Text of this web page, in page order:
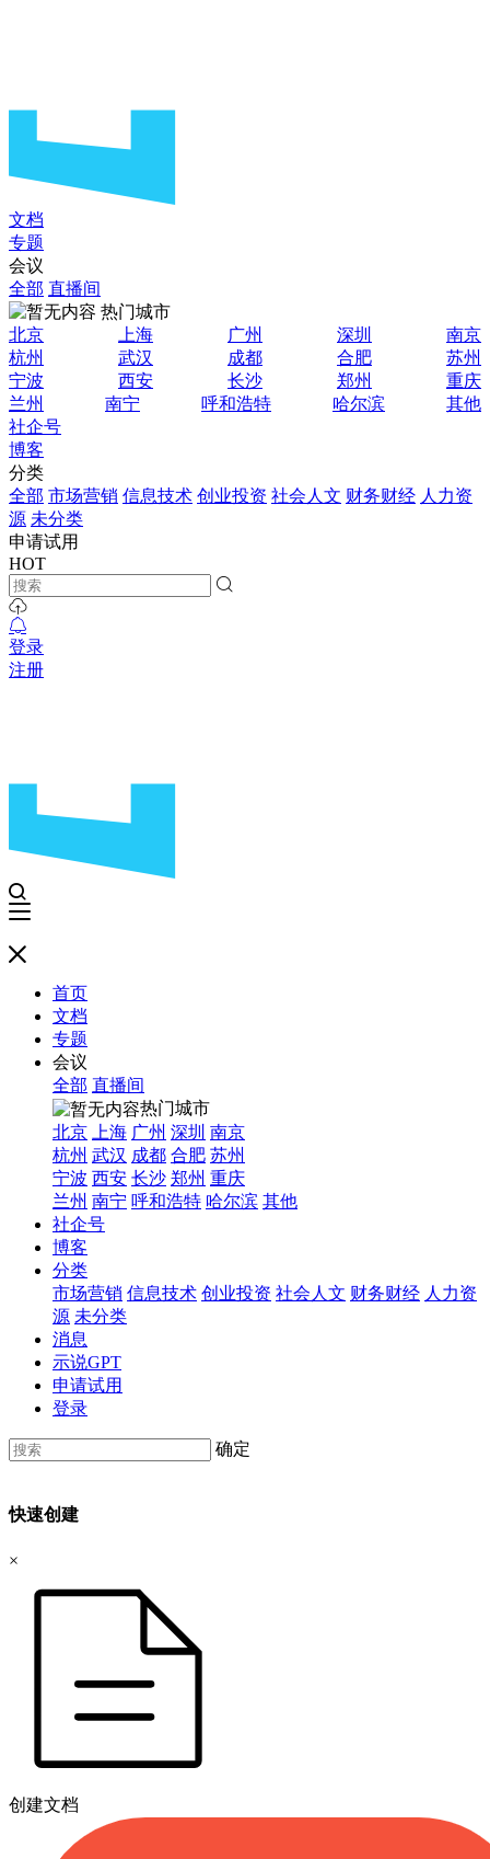
文档
专题
会议
全部 直播间
热门城市
北京
上海 广州 深圳
南京
杭州
武汉 成都 合肥
苏州
宁波
西安 长沙 郑州
重庆
兰州
南宁 呼和浩特 哈尔滨
其他
社企号
博客
分类
全部 市场营销 信息技术 创业投资 社会人文 财务财经 人力资
源 未分类
申请试用
HOT
登录
注册
首页
文档
专题
会议
全部 直播间
热门城市
北京
上海 广州 深圳 南京
杭州 武汉 成都 合肥 苏州
宁波 西安 长沙 郑州 重庆
兰州 南宁 呼和浩特 哈尔滨 其他
社企号
博客
分类
市场营销 信息技术 创业投资 社会人文 财务财经 人力资
源 未分类
消息
示说GPT
申请试用
登录
确定
快速创建
×
创建文档